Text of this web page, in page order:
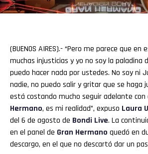
(BUENOS AIRES).- “Pero me parece que en
muchas injusticias y yo no soy la paladina
puedo hacer nada por ustedes. No soy ni
nadie, no puedo salir y gritar que se haga
está costando mucho seguir adelante
Hermano, es mi realidad”, expuso Laura
del 6 de agosto de Bondi Live. La
en el panel de Gran Hermano quedó en
descargo, en el que no descartó dar un